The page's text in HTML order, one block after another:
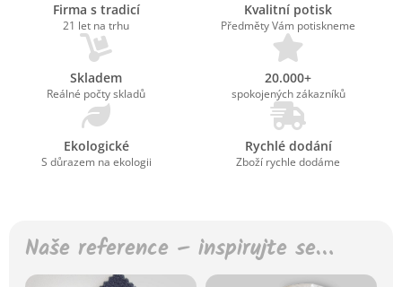
Firma s tradicí
21 let na trhu
Kvalitní potisk
Předměty Vám potiskneme
Skladem
Reálné počty skladů
20.000+
spokojených zákazníků
Ekologické
S důrazem na ekologii
Rychlé dodání
Zboží rychle dodáme
Naše reference – inspirujte se…